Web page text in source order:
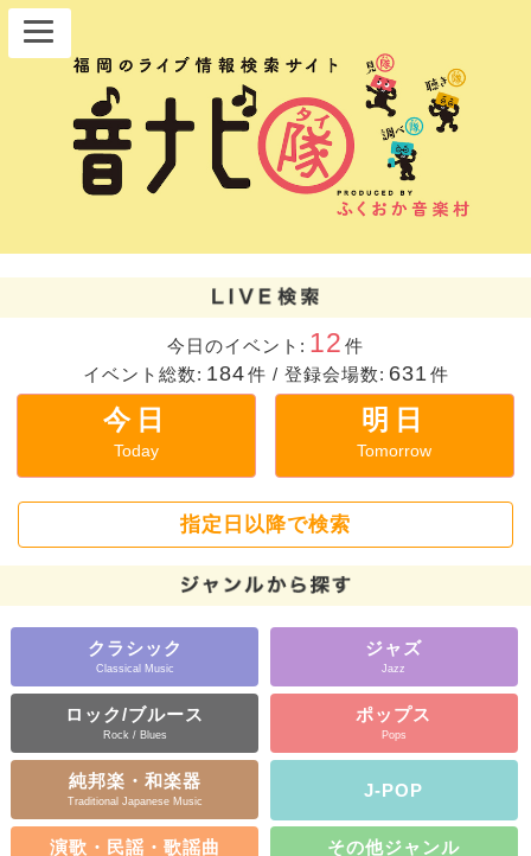
今日のイベント: 12 件
イベント総数: 184件 / 登録会場数: 631 件
今日
Today
明日
Tomorrow
指定日以降で検索
クラシック
Classical Music
ジャズ
Jazz
ロック/ブルース
Rock / Blues
ポップス
Pops
純邦楽・和楽器
Traditional Japanese Music
J-POP
演歌・民謡・歌謡曲 その他ジャンル